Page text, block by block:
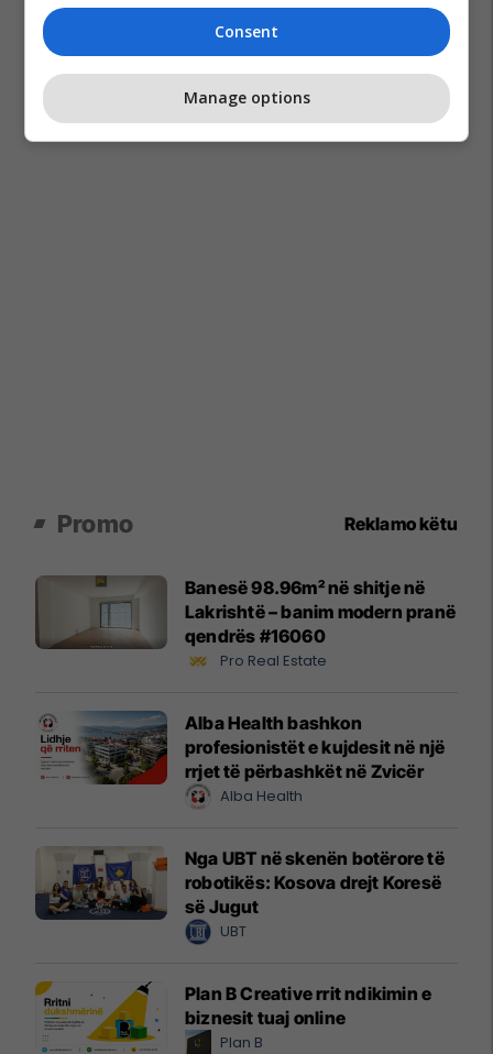
Promo Reklamo këtu
Banesë 98.96m² në shitje në
Lakrishtë – banim modern pranë
qendrës #16060
Pro Real Estate
Alba Health bashkon
profesionistët e kujdesit në një
rrjet të përbashkët në Zvicër
Alba Health
Nga UBT në skenën botërore të
robotikës: Kosova drejt Koresë
së Jugut
UBT
Plan B Creative rrit ndikimin e
biznesit tuaj online
Plan B
Consent
Manage options